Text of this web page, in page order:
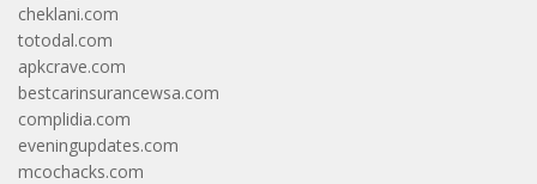
cheklani.com
totodal.com
apkcrave.com
bestcarinsurancewsa.com
complidia.com
eveningupdates.com
mcochacks.com